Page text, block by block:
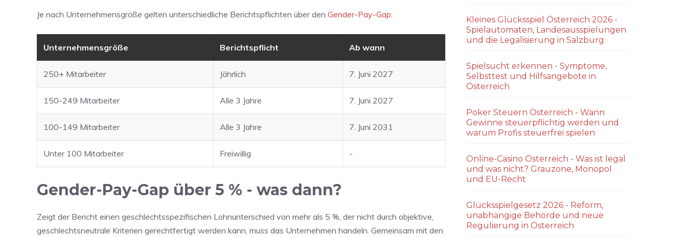
Je nach Unternehmensgröße gelten unterschiedliche Berichtspflichten über den Gender-Pay-Gap:
Unternehmensgröße Berichtspflicht Ab wann
250+ Mitarbeiter Jährlich 7. Juni 2027
150-249 Mitarbeiter Alle 3 Jahre 7. Juni 2027
100-149 Mitarbeiter Alle 3 Jahre 7. Juni 2031
Unter 100 Mitarbeiter Freiwillig -
Gender-Pay-Gap über 5 % - was dann?
Zeigt der Bericht einen geschlechtsspezifischen Lohnunterschied von mehr als 5 %, der nicht durch objektive,
geschlechtsneutrale Kriterien gerechtfertigt werden kann, muss das Unternehmen handeln. Gemeinsam mit den
Kleines Glücksspiel Österreich 2026 -
Spielautomaten, Landesausspielungen
und die Legalisierung in Salzburg
Spielsucht erkennen - Symptome,
Selbsttest und Hilfsangebote in
Österreich
Poker Steuern Österreich - Wann
Gewinne steuerpflichtig werden und
warum Profis steuerfrei spielen
Online-Casino Österreich - Was ist legal
und was nicht? Grauzone, Monopol
und EU-Recht
Glücksspielgesetz 2026 - Reform,
unabhängige Behörde und neue
Regulierung in Österreich